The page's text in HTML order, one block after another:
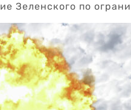
Зеленского по